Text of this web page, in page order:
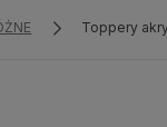
Toppery